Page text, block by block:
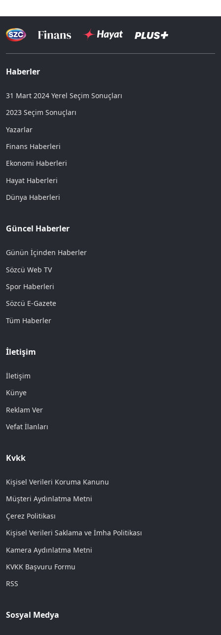
Haberler
31 Mart 2024 Yerel Seçim Sonuçları
2023 Seçim Sonuçları
Yazarlar
Finans Haberleri
Ekonomi Haberleri
Hayat Haberleri
Dünya Haberleri
Güncel Haberler
Günün İçinden Haberler
Sözcü Web TV
Spor Haberleri
Sözcü E-Gazete
Tüm Haberler
İletişim
İletişim
Künye
Reklam Ver
Vefat İlanları
Kvkk
Kişisel Verileri Koruma Kanunu
Müşteri Aydınlatma Metni
Çerez Politikası
Kişisel Verileri Saklama ve İmha Politikası
Kamera Aydınlatma Metni
KVKK Başvuru Formu
RSS
Sosyal Medya